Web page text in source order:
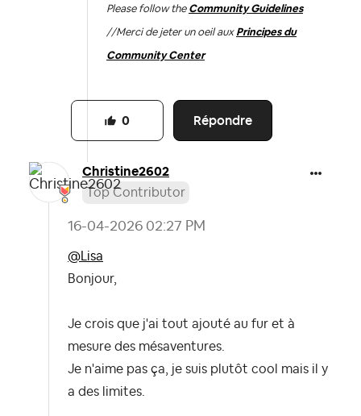
Please follow the Community Guidelines
//Merci de jeter un oeil aux Principes du
Community Center
Répondre
0
Christine2602
Top Contributor
‎16-04-2026 02:27 PM
@Lisa
Bonjour,
Je crois que j'ai tout ajouté au fur et à
mesure des mésaventures.
Je n'aime pas ça, je suis plutôt cool mais il y
a des limites.